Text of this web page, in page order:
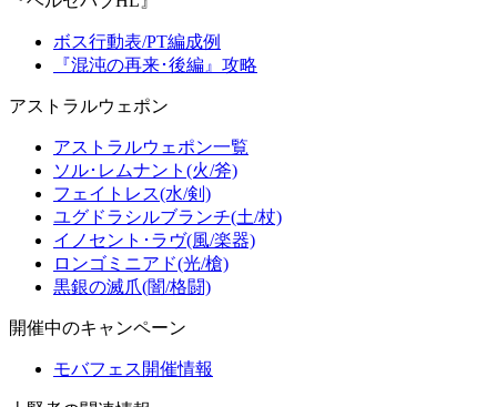
ボス行動表/PT編成例
『混沌の再来･後編』攻略
アストラルウェポン
アストラルウェポン一覧
ソル･レムナント(火/斧)
フェイトレス(水/剣)
ユグドラシルブランチ(土/杖)
イノセント･ラヴ(風/楽器)
ロンゴミニアド(光/槍)
黒銀の滅爪(闇/格闘)
開催中のキャンペーン
モバフェス開催情報